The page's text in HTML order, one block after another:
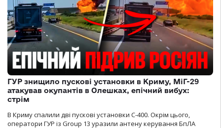
ГУР знищило пускові установки в Криму, МіГ-29
атакував окупантів в Олешках, епічний вибух:
стрім
В Криму спалили дві пускові установки С-400. Окрім цього,
оператори ГУР із Group 13 уразили антену керування БпЛА